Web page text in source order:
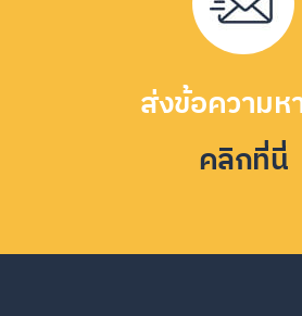
ส่งข้อความห
คลิกที่นี่